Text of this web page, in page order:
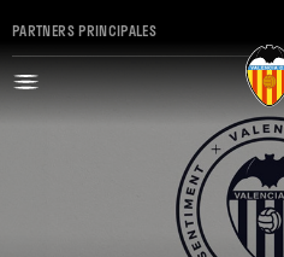
PARTNERS PRINCIPALES